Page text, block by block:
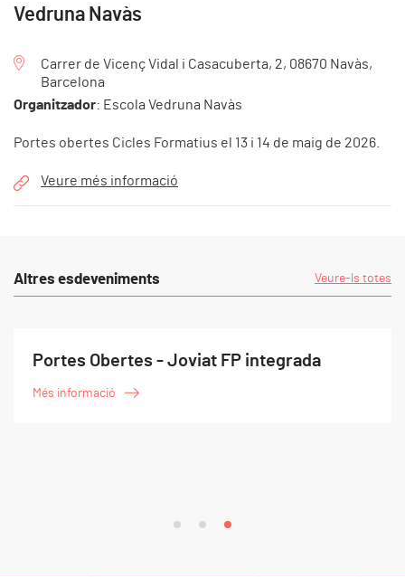
Vedruna Navàs
Carrer de Vicenç Vidal i Casacuberta, 2, 08670 Navàs,
Barcelona
Organitzador: Escola Vedruna Navàs
Portes obertes Cicles Formatius el 13 i 14 de maig de 2026.
Veure més informació
Altres esdeveniments Veure-ls totes
Portes Obertes - Joviat FP integrada
Més informació